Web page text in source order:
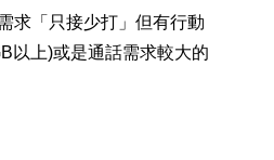
求 「 只接少打」但有行動
以上)或是通話需求較大的